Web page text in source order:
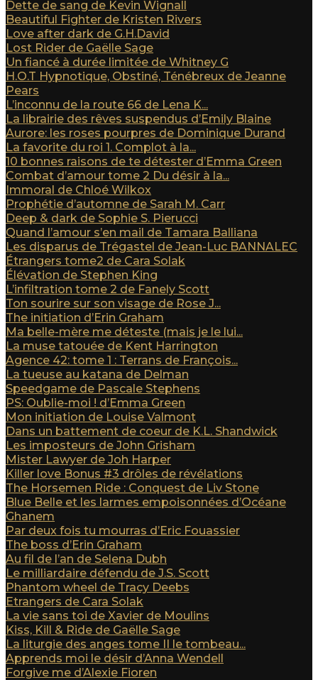
Dette de sang de Kevin Wignall
Beautiful Fighter de Kristen Rivers
Love after dark de G.H.David
Lost Rider de Gaëlle Sage
Un fiancé à durée limitée de Whitney G
H.O.T Hypnotique, Obstiné, Ténébreux de Jeanne
Pears
L’inconnu de la route 66 de Lena K...
La librairie des rêves suspendus d’Emily Blaine
Aurore: les roses pourpres de Dominique Durand
La favorite du roi 1. Complot à la...
10 bonnes raisons de te détester d’Emma Green
Combat d’amour tome 2 Du désir à la...
Immoral de Chloé Wilkox
Prophétie d’automne de Sarah M. Carr
Deep & dark de Sophie S. Pierucci
Quand l’amour s’en mail de Tamara Balliana
Les disparus de Trégastel de Jean-Luc BANNALEC
Étrangers tome2 de Cara Solak
Élévation de Stephen King
L’infiltration tome 2 de Fanely Scott
Ton sourire sur son visage de Rose J...
The initiation d’Erin Graham
Ma belle-mère me déteste (mais je le lui...
La muse tatouée de Kent Harrington
Agence 42: tome 1 : Terrans de François...
La tueuse au katana de Delman
Speedgame de Pascale Stephens
PS: Oublie-moi ! d’Emma Green
Mon initiation de Louise Valmont
Dans un battement de coeur de K.L. Shandwick
Les imposteurs de John Grisham
Mister Lawyer de Joh Harper
Killer love Bonus #3 drôles de révélations
The Horsemen Ride : Conquest de Liv Stone
Blue Belle et les larmes empoisonnées d’Océane
Ghanem
Par deux fois tu mourras d’Eric Fouassier
The boss d’Erin Graham
Au fil de l’an de Selena Dubh
Le milliardaire défendu de J.S. Scott
Phantom wheel de Tracy Deebs
Etrangers de Cara Solak
La vie sans toi de Xavier de Moulins
Kiss, Kill & Ride de Gaëlle Sage
La liturgie des anges tome II le tombeau...
Apprends moi le désir d’Anna Wendell
Forgive me d’Alexie Fioren